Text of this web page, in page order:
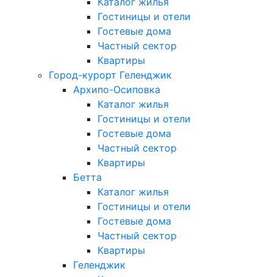
Гостиницы и отели
Гостевые дома
Частный сектор
Квартиры
Город-курорт Геленджик
Архипо-Осиповка
Каталог жилья
Гостиницы и отели
Гостевые дома
Частный сектор
Квартиры
Бетта
Каталог жилья
Гостиницы и отели
Гостевые дома
Частный сектор
Квартиры
Геленджик